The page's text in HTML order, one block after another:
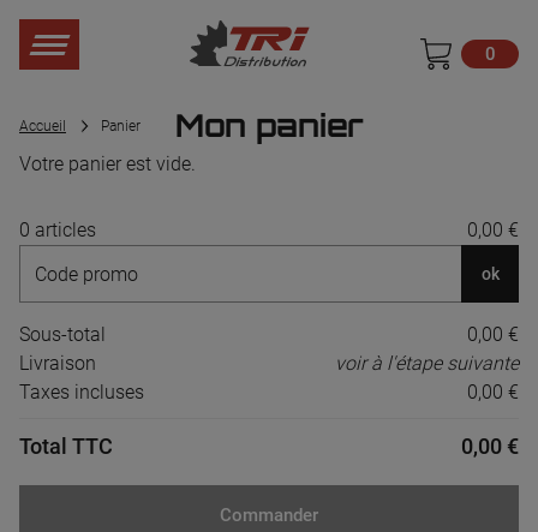
0
Accueil Panier Mon panier
Votre panier est vide.
0 articles 0,00 €
ok
Sous-total
0,00 €
Livraison
voir à l'étape suivante
Taxes incluses
0,00 €
Total TTC 0,00 €
Commander